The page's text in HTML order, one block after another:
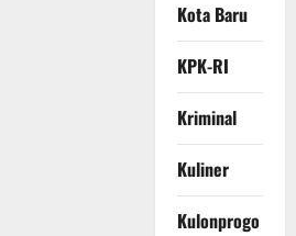
Kota Baru
KPK-RI
Kriminal
Kuliner
Kulonprogo